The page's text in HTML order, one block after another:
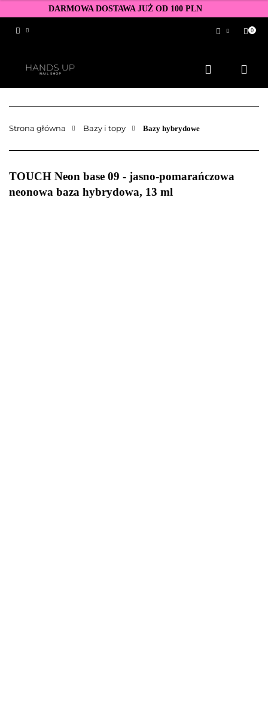
DARMOWA DOSTAWA JUŻ OD 100 PLN
Zarejestruj się
Dodaj zgłoszenie
Zgody cookies
0
Strona główna Bazy i topy Bazy hybrydowe
TOUCH Neon base 09 - jasno-pomarańczowa
neonowa baza hybrydowa, 13 ml